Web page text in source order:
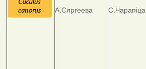
А.Сяргеева
С.Чарапіца